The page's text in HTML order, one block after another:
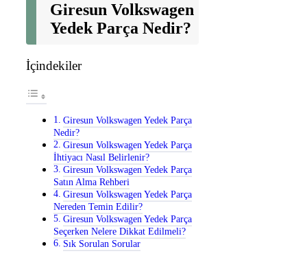
Giresun Volkswagen
Yedek Parça Nedir?
İçindekiler
Giresun Volkswagen Yedek Parça
Nedir?
Giresun Volkswagen Yedek Parça
İhtiyacı Nasıl Belirlenir?
Giresun Volkswagen Yedek Parça
Satın Alma Rehberi
Giresun Volkswagen Yedek Parça
Nereden Temin Edilir?
Giresun Volkswagen Yedek Parça
Seçerken Nelere Dikkat Edilmeli?
Sık Sorulan Sorular